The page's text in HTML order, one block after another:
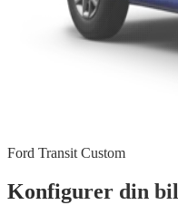
Ford Transit Custom
Konfigurer din bil